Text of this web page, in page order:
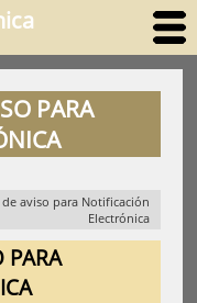
PARA
aviso para Notificación
Electrónica
PARA